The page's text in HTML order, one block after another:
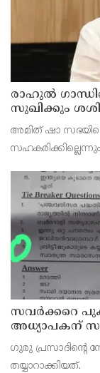
രാഹുല്‍
സുഖിക്കും
വേണുഗോപാല്‍
അമിത് ഷാ
സവര്‍ക്കറെ
അധ്യാപകന്
ഗുരു പ്രസാദിന്റെ
തയ്യാറാക്കിയത്.